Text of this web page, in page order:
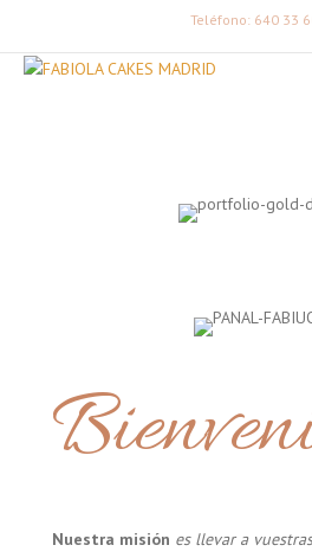
Teléfono: 640 33
Nuestra misión es llevar a